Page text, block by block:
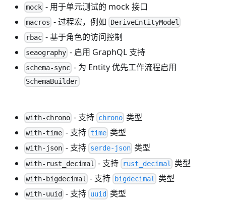
mock - 用于单元测试的 mock 接口
macros - 过程宏，例如 DeriveEntityModel
rbac - 基于角色的访问控制
seaography - 启用 GraphQL 支持
schema-sync - 为 Entity 优先工作流程启用
SchemaBuilder
with-chrono - 支持 chrono类型
with-time - 支持 time类型
with-json - 支持 serde-json类型
with-rust_decimal - 支持 rust_decimal 类型
with-bigdecimal - 支持 bigdecimal 类型
with-uuid - 支持 uuid 类型